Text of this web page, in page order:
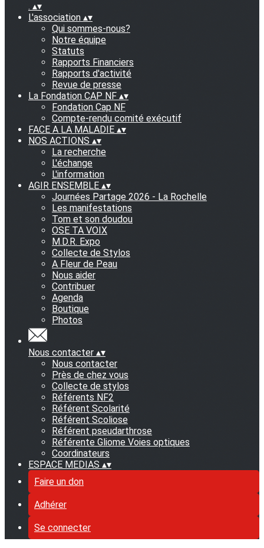
. ▴▾
L'association ▴▾
Qui sommes-nous?
Notre équipe
Statuts
Rapports Financiers
Rapports d'activité
Revue de presse
La Fondation CAP NF ▴▾
Fondation Cap NF
Compte-rendu comité exécutif
FACE A LA MALADIE ▴▾
NOS ACTIONS ▴▾
La recherche
L'échange
L'information
AGIR ENSEMBLE ▴▾
Journées Partage 2026 - La Rochelle
Les manifestations
Tom et son doudou
OSE TA VOIX
M.D.R. Expo
Collecte de Stylos
A Fleur de Peau
Nous aider
Contribuer
Agenda
Boutique
Photos
Nous contacter ▴▾
Nous contacter
Près de chez vous
Collecte de stylos
Référents NF2
Référent Scolarité
Référent Scoliose
Référent pseudarthrose
Référente Gliome Voies optiques
Coordinateurs
ESPACE MEDIAS ▴▾
Faire un don
Adhérer
Se connecter